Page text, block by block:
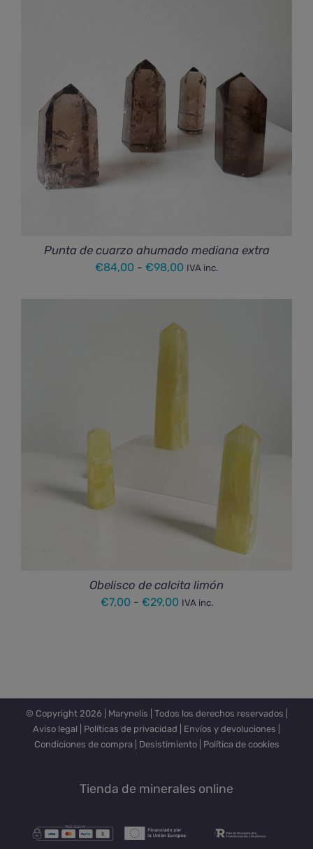
Punta de cuarzo ahumado mediana extra
€84,00 - €98,00 Rango
IVA inc.
Obelisco de calcita limón
€7,00 - €29,00Rango
hasta
€29,00
IVA inc.
© Copyright 2026 | Marynelis | Todos los derechos reservados |
Aviso legal
Políticas de privacidad Envíos y devoluciones
Condiciones de compra| Desistimiento| Política de cookies
Tienda de minerales online